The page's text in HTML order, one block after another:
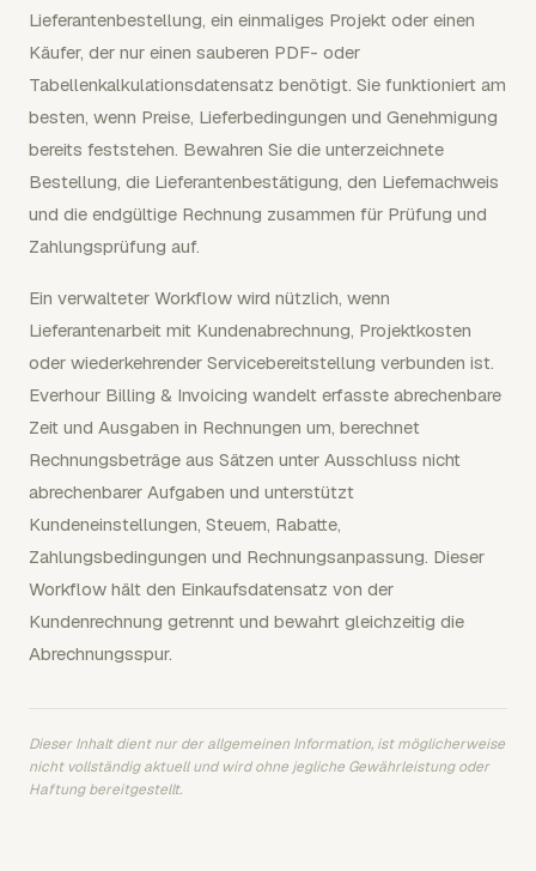
Lieferantenbestellung, ein einmaliges Projekt oder einen
Käufer, der nur einen sauberen PDF- oder
Tabellenkalkulationsdatensatz benötigt. Sie funktioniert am
besten, wenn Preise, Lieferbedingungen und Genehmigung
bereits feststehen. Bewahren Sie die unterzeichnete
Bestellung, die Lieferantenbestätigung, den Liefernachweis
und die endgültige Rechnung zusammen für Prüfung und
Zahlungsprüfung auf.
Ein verwalteter Workflow wird nützlich, wenn
Lieferantenarbeit mit Kundenabrechnung, Projektkosten
oder wiederkehrender Servicebereitstellung verbunden ist.
Everhour Billing & Invoicing wandelt erfasste abrechenbare
Zeit und Ausgaben in Rechnungen um, berechnet
Rechnungsbeträge aus Sätzen unter Ausschluss nicht
abrechenbarer Aufgaben und unterstützt
Kundeneinstellungen, Steuern, Rabatte,
Zahlungsbedingungen und Rechnungsanpassung. Dieser
Workflow hält den Einkaufsdatensatz von der
Kundenrechnung getrennt und bewahrt gleichzeitig die
Abrechnungsspur.
Dieser Inhalt dient nur der allgemeinen Information, ist möglicherweise
nicht vollständig aktuell und wird ohne jegliche Gewährleistung oder
Haftung bereitgestellt.